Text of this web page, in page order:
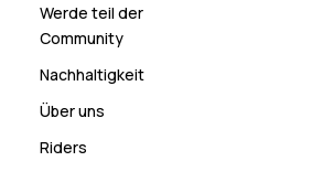
Werde teil der
Community
Nachhaltigkeit
Über uns
Riders